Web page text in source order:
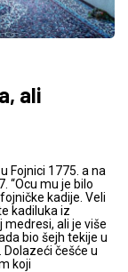
ali
Fojnici 1775. a na
“Ocu mu je bilo
kadije. Veli
kadiluka iz
medresi, ali je više
bio šejh tekije u
češće u
koji